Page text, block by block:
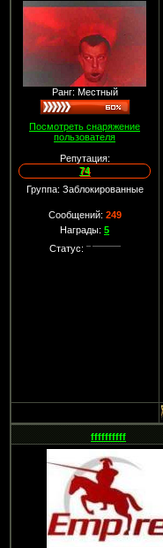
Ранг: Местный
Посмотреть снаряжение
пользователя
Репутация:
74
Группа: Заблокированные
Сообщений: 249
Награды: 5
Статус:
ffffffffff